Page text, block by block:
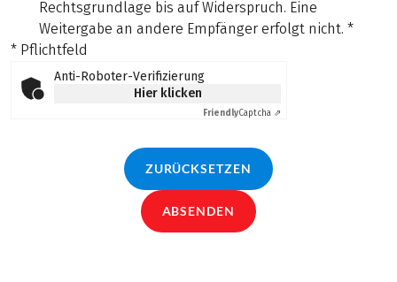
Rechtsgrundlage bis auf Widerspruch. Eine
Weitergabe an andere Empfänger erfolgt nicht. *
* Pflichtfeld
Anti-Roboter-Verifizierung
Hier klicken
FriendlyCaptcha ⇗
ZURÜCKSETZEN
ABSENDEN